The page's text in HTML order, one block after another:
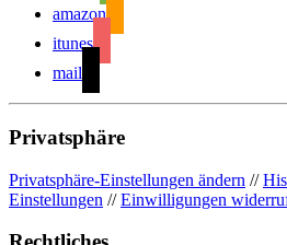
amazon
itunes
mail
Privatsphäre
Privatsphäre-Einstellungen ändern //
Einstellungen //Einwilligungen